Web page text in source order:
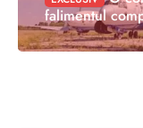
falimentul